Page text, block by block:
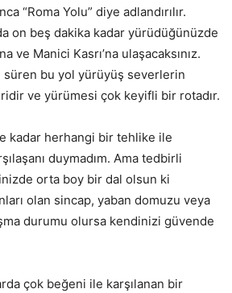
“Roma Yolu” diye adlandırılır.
on beş dakika kadar yürüdüğünüzde
ve Manici Kasrı’na ulaşacaksınız.
süren bu yol yürüyüş severlerin
ve yürümesi çok keyifli bir rotadır.
kadar herhangi bir tehlike ile
duymadım. Ama tedbirli
orta boy bir dal olsun ki
olan sincap, yaban domuzu veya
durumu olursa kendinizi güvende
çok beğeni ile karşılanan bir